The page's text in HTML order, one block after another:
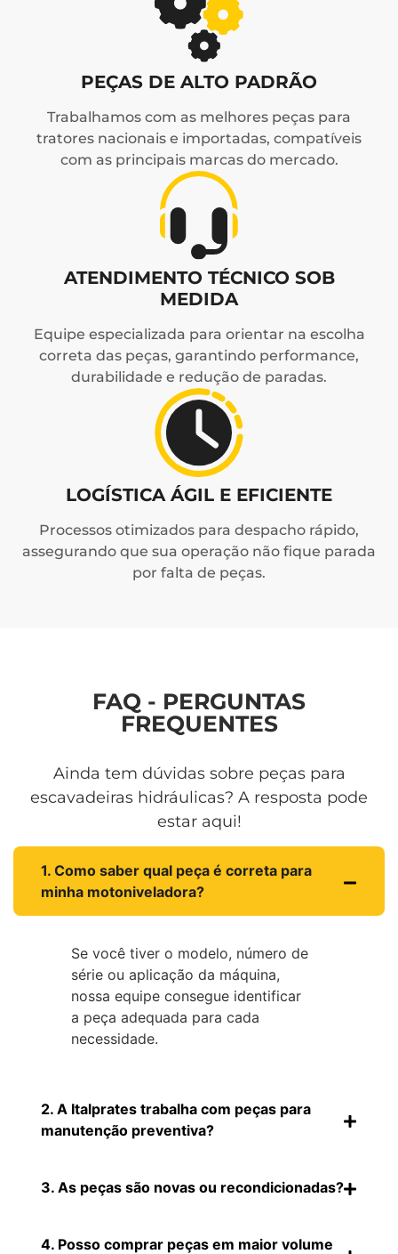
PEÇAS DE ALTO PADRÃO
Trabalhamos com as melhores peças para
tratores nacionais e importadas, compatíveis
com as principais marcas do mercado.
ATENDIMENTO TÉCNICO SOB
MEDIDA
Equipe especializada para orientar na escolha
correta das peças, garantindo performance,
durabilidade e redução de paradas.
LOGÍSTICA ÁGIL E EFICIENTE
Processos otimizados para despacho rápido,
assegurando que sua operação não fique parada
por falta de peças.
FAQ - PERGUNTAS
FREQUENTES
Ainda tem dúvidas sobre peças para
escavadeiras hidráulicas? A resposta pode
estar aqui!
1. Como saber qual peça é correta para
minha motoniveladora?
Se você tiver o modelo, número de
série ou aplicação da máquina,
nossa equipe consegue identificar
a peça adequada para cada
necessidade.
2. A Italprates trabalha com peças para
manutenção preventiva?
3. As peças são novas ou recondicionadas?
4. Posso comprar peças em maior volume